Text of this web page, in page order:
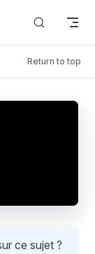
Return to top
ce sujet ?